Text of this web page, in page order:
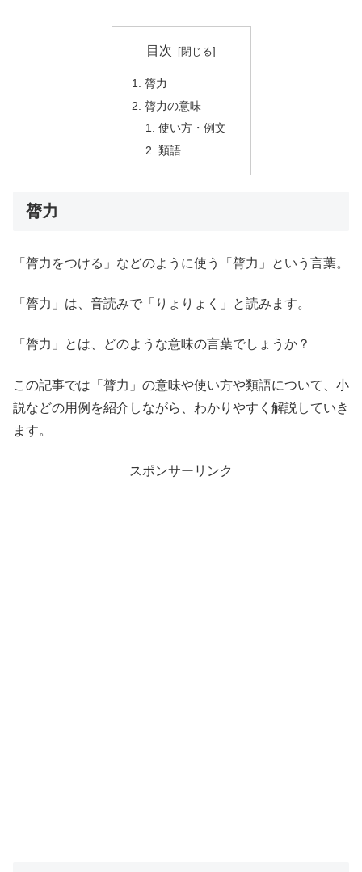
目次
膂力
膂力の意味
使い方・例文
類語
膂力
「膂力をつける」などのように使う「膂力」という言葉。
「膂力」は、音読みで「りょりょく」と読みます。
「膂力」とは、どのような意味の言葉でしょうか？
この記事では「膂力」の意味や使い方や類語について、小
説などの用例を紹介しながら、わかりやすく解説していき
ます。
スポンサーリンク